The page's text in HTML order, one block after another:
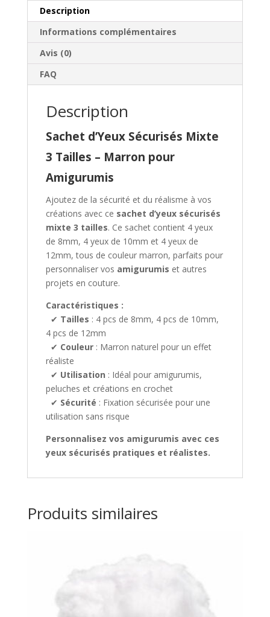
Description
Informations complémentaires
Avis (0)
FAQ
Description
Sachet d’Yeux Sécurisés Mixte
3 Tailles – Marron pour
Amigurumis
Ajoutez de la sécurité et du réalisme à vos
créations avec ce sachet d’yeux sécurisés
mixte 3 tailles. Ce sachet contient 4 yeux
de 8mm, 4 yeux de 10mm et 4 yeux de
12mm, tous de couleur marron, parfaits pour
personnaliser vos amigurumis et autres
projets en couture.
Caractéristiques :
✔ Tailles : 4 pcs de 8mm, 4 pcs de 10mm,
4 pcs de 12mm
✔ Couleur: Marron naturel pour un effet
réaliste
✔ Utilisation : Idéal pour amigurumis,
peluches et créations en crochet
✔ Sécurité : Fixation sécurisée pour une
utilisation sans risque
Personnalisez vos amigurumis avec ces
yeux sécurisés pratiques et réalistes.
Produits similaires